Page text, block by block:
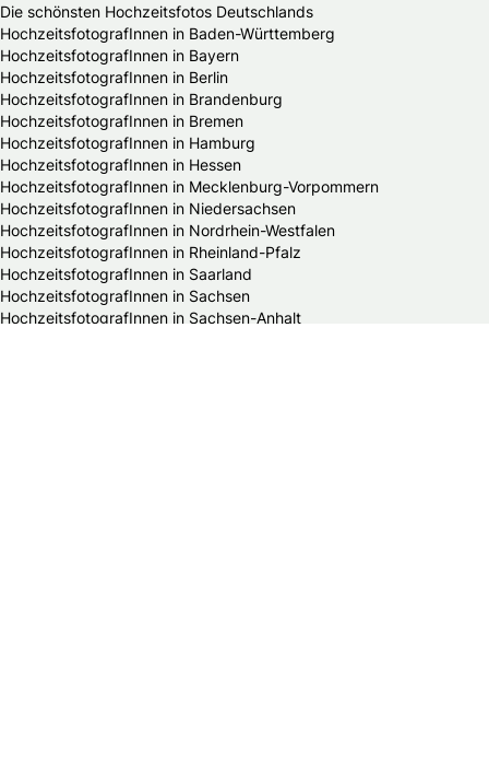
Die schönsten Hochzeitsfotos Deutschlands
HochzeitsfotografInnen in Baden-Württemberg
HochzeitsfotografInnen in Bayern
HochzeitsfotografInnen in Berlin
HochzeitsfotografInnen in Brandenburg
HochzeitsfotografInnen in Bremen
HochzeitsfotografInnen in Hamburg
HochzeitsfotografInnen in Hessen
HochzeitsfotografInnen in Mecklenburg-Vorpommern
HochzeitsfotografInnen in Niedersachsen
HochzeitsfotografInnen in Nordrhein-Westfalen
HochzeitsfotografInnen in Rheinland-Pfalz
HochzeitsfotografInnen in Saarland
HochzeitsfotografInnen in Sachsen
HochzeitsfotografInnen in Sachsen-Anhalt